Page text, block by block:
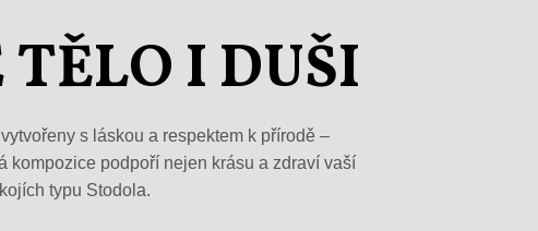
TĚLO I DUŠI
s láskou a respektem k přírodě –
kompozice podpoří nejen krásu a zdraví vaší
typu Stodola.